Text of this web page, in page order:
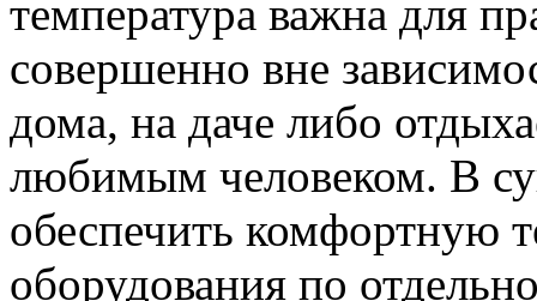
температура важна для
совершенно вне
дома, на даче либо
любимым человеком. В
обеспечить комфортную
оборудования по